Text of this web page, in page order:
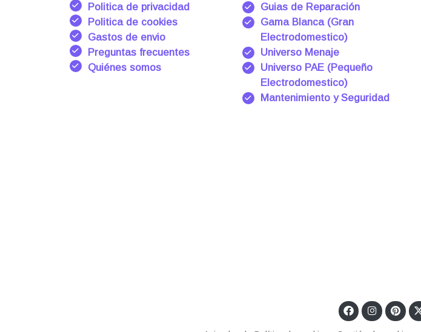
Politica de privacidad
Politica de cookies
Gastos de envio
Preguntas frecuentes
Quiénes somos
Guias de Reparación
Gama Blanca (Gran
Electrodomestico)
Universo Menaje
Universo PAE (Pequeño
Electrodomestico)
Mantenimiento y Seguridad